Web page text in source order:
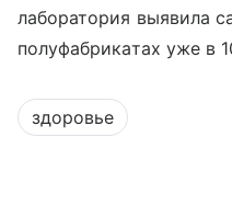
лаборатория выявила
полуфабрикатах уже в
здоровье